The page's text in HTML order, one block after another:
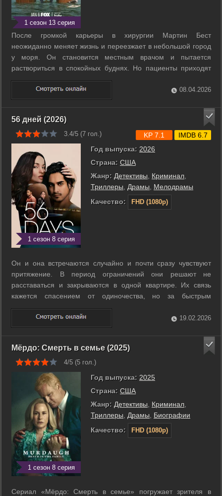
1 сезон 13 серия
После громкой карьеры в хирургии Мартин Бест
неожиданно меняет жизнь и переезжает в небольшой город
у моря. Он становится местным врачом и пытается
раствориться в спокойных буднях. Но пациенты приходят
без остановки, делятся личным и требуют внимания в
любое время. Ситуацию усложняет его скрытая фобия, из
за которой привычная медицинская работа ...
08.04.2026
56 дней (2026)
3.4/5 (7 гол.)
1 сезон 8 серия
Год выпуска: 2026
Страна: США
Жанр: Детективы Криминал
Триллеры
Драмы
Мелодрамы
Качество:
FHD (1080p)
KP 7.1 IMDB 6.7
Он и она встречаются случайно и почти сразу чувствуют
притяжение. В период ограничений они решают не
расставаться и закрываются в одной квартире. Их связь
кажется спасением от одиночества, но за быстрым
сближением скрываются недосказанность и подозрения. Со
временем напряжение нарастает, а мелкие странности
начинают пугать. Через пятьдесят шесть ...
19.02.2026
Мёрдо: Смерть в семье (2025)
4/5 (5 гол.)
1 сезон 8 серия
Год выпуска: 2025
Страна: США
Жанр: Детективы Криминал
Триллеры
Драмы
Биографии
Качество:
FHD (1080p)
Сериал «Мёрдо: Смерть в семье» погружает зрителя в